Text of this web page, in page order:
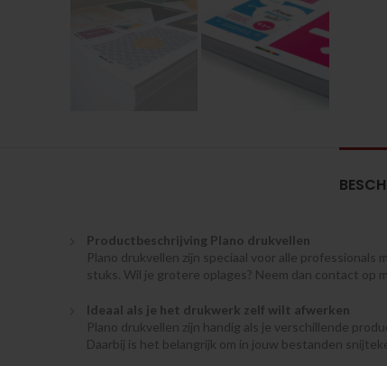
Productbeschrijving Plano drukvellen
Plano drukvellen zijn speciaal voor alle
stuks. Wil je grotere oplages? Neem dan contact op
Ideaal als je het drukwerk zelf wilt afwerken
Plano drukvellen zijn handig als je verschillende
Daarbij is het belangrijk om in jouw bestanden